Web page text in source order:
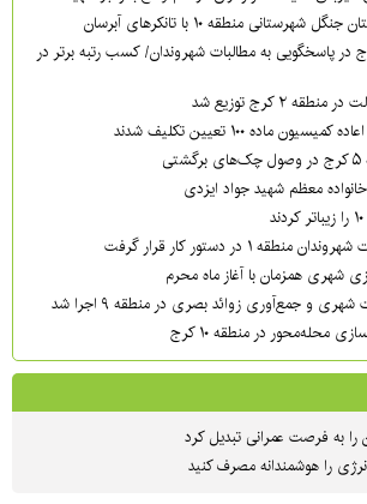
منطقه ۱۰ با تانکرهای آبرسان
منطقه ۴ کرج در پاسخگویی به مطالبات شهروندان/ کسب رتبه برتر در
ماده ۱۰۰ تعیین تکلیف شدند
۱ در دستور کار قرار گرفت
شهری همزمان با آغاز ماه محرم
و جمع‌آوری زوائد بصری در منطقه ۹ اجرا شد
محله‌محور در منطقه ۱۰ کرج
به فرصت عمرانی تبدیل کرد
را هوشمندانه مصرف کنید